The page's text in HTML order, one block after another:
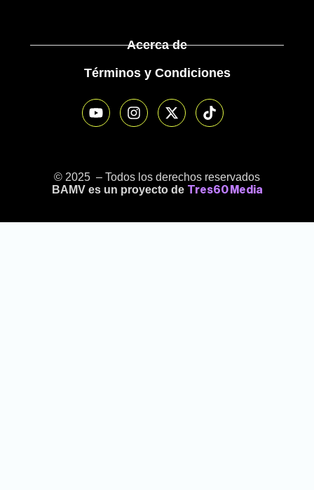
Acerca de
Términos y Condiciones
© 2025 – Todos los derechos reservados
BAMV es un proyecto de Tres60 Media